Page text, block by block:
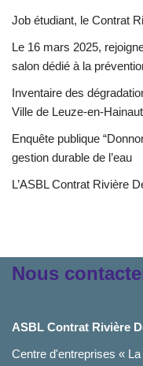
Job étudiant, le Contrat
Le 16 mars 2025,
salon dédié à la
Inventaire des
Ville de Leuze-en-Hainaut
Enquête publique
gestion durable de l’eau
L’ASBL Contrat Rivière
Nous
ASBL Contrat Rivière
Centre d'entreprises « La